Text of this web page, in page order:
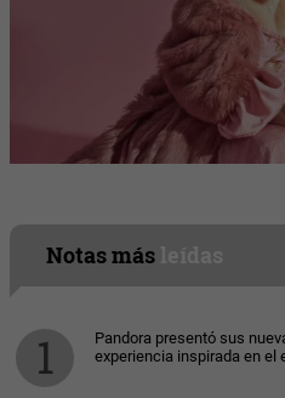
Notas más
Pandora presentó sus
experiencia inspirada en el